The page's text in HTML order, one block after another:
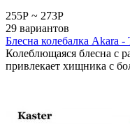
255Р ~ 273Р
29 вариантов
Блесна колебалка Akara -
Колеблющаяся блесна с
привлекает хищника с